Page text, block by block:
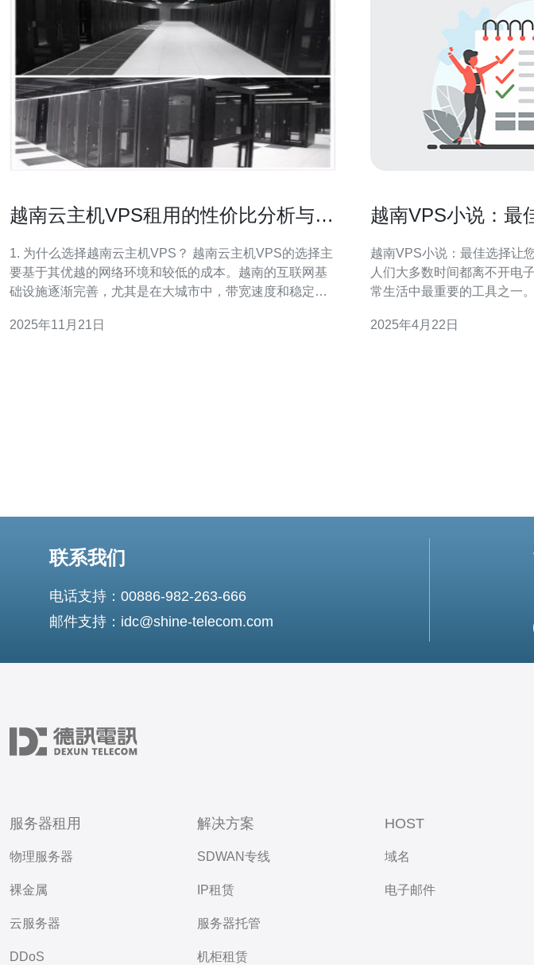
越南云主机VPS租用的性价比分析与推
1. 为什么选择越南云主机VPS？ 越南云主机VPS的选择主
要基于其优越的网络环境和较低的成本。越南的互联网基
础设施逐渐完善，尤其是在大城市中，带宽速度和稳定性
云主机VPS的租用价格相比于其他国家更具竞争力。此
2025年11月21日
越南VPS小说：最
越南VPS小说：最佳选择让您畅享阅
人们大多数时间都离不开电
常生活中最重要的工具之一
用服务器(VPS)来提供在线
2025年4月22日
联系我们
电话支持：00886-982-263-666
邮件支持：idc@shine-telecom.com
服务器租用
物理服务器
裸金属
云服务器
DDoS
解决方案
SDWAN专线
IP租赁
服务器托管
机柜租赁
HOST
域名
电子邮件